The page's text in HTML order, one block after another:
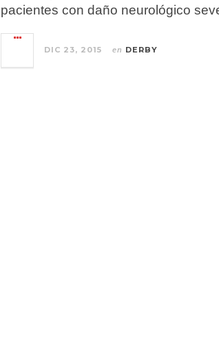
pacientes con daño neurológico
DIC 23, 2015 en DERBY